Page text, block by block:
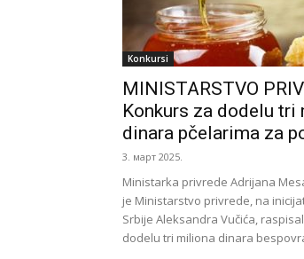
Konkursi
MINISTARSTVO
Konkurs za dodelu tri
dinara pčelarima za
3. март 2025.
Ministarka privrede Adrijana
je Ministarstvo privrede, na
Srbije Aleksandra Vučića,
dodelu tri miliona dinara